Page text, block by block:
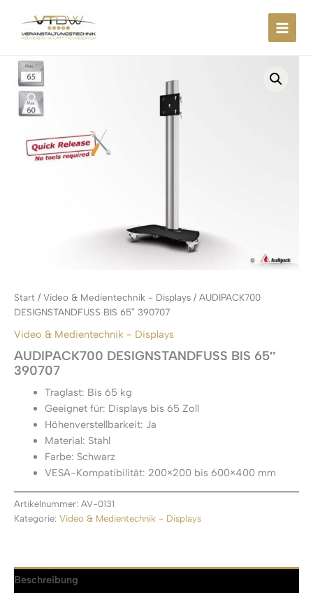
springen
Inhalt
springen
Start / Video & Medientechnik - Displays / AUDIPACK700
DESIGNSTANDFUSS BIS 65″ 390707
Video & Medientechnik - Displays
AUDIPACK700 DESIGNSTANDFUSS BIS 65″
390707
Traglast: Bis 65 kg
Geeignet für: Displays bis 65 Zoll
Höhenverstellbarkeit: Ja
Material: Stahl
Farbe: Schwarz
VESA-Kompatibilität: 200×200 bis 600×400 mm
Artikelnummer: AV-0131
Kategorie: Video & Medientechnik - Displays
Beschreibung